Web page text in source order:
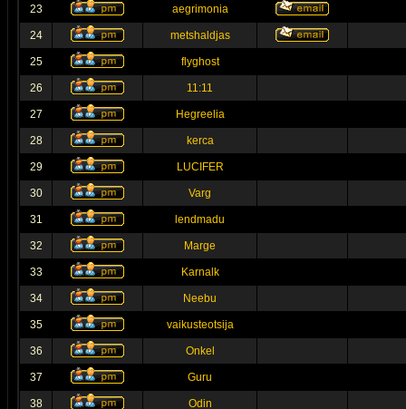
23 aegrimonia
24 metshaldjas
25 flyghost
26 11:11
27 Hegreelia
28 kerca
29 LUCIFER
30 Varg
31 lendmadu
32 Marge
33 Karnalk
34 Neebu
35 vaikusteotsija
36 Onkel
37 Guru
38 Odin